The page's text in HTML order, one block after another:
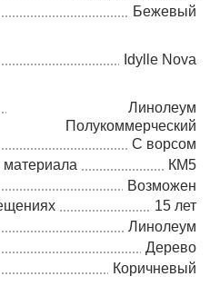
Бежевый
Idylle Nova
Линолеум
Полукоммерческий
С ворсом
материала
КМ5
Возможен
15 лет
Линолеум
Дерево
Коричневый